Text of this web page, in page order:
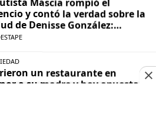
COMERCIAL
EDITORIAL
- CMS para portales de noticias